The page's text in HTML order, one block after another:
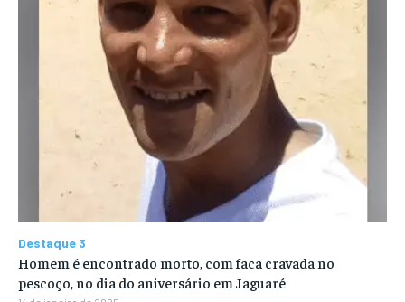
Destaque 3
Homem é encontrado morto, com faca cravada no
pescoço, no dia do aniversário em Jaguaré